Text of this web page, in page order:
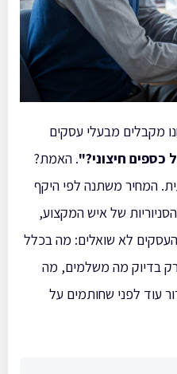
מקבלים מבעלי עסקים
חיצוני?". האמת?
המחיר משתנה לפי היקף
של איש המקצוע,
לא שואלים: מה בכלל
בדיוק מה משלמים, מה
עוד לפני שחותמים על